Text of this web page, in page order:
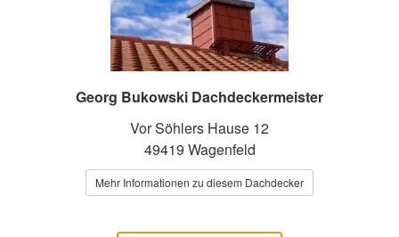
Georg Bukowski Dachdeckermeister
Vor Söhlers Hause 12
49419 Wagenfeld
Mehr Informationen zu diesem Dachdecker